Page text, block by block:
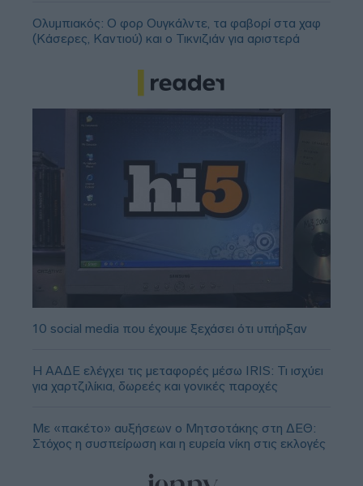
Ολυμπιακός: Ο φορ Ουγκάλντε, τα φαβορί στα χαφ
(Κάσερες, Καντιού) και ο Τικνιζιάν για αριστερά
10 social media που έχουμε ξεχάσει ότι υπήρξαν
Η ΑΑΔΕ ελέγχει τις μεταφορές μέσω IRIS: Τι ισχύει
για χαρτζιλίκια, δωρεές και γονικές παροχές
Με «πακέτο» αυξήσεων ο Μητσοτάκης στη ΔΕΘ:
Στόχος η συσπείρωση και η ευρεία νίκη στις εκλογές